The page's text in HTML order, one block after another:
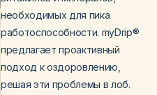
необходимых для пика
работоспособности. myDrip®
предлагает проактивный
подход к оздоровлению,
решая эти проблемы в лоб.